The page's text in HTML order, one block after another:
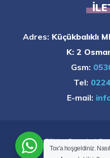
Adres: Küçükbalıklı
K: 2
Gsm:
Tel:
E-mail:
Tox Eğitim Gereçleri
Tox'a hoşgeldiniz. Nasıl